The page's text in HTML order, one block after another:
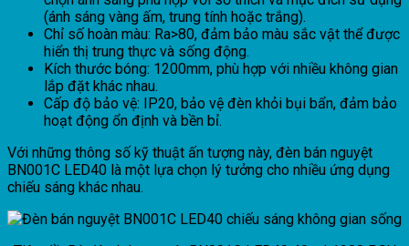
(ánh sáng vàng ấm, trung tính hoặc trắng).
Chỉ số hoàn màu: Ra>80, đảm bảo màu sắc vật thể được
hiển thị trung thực và sống động.
Kích thước bóng: 1200mm, phù hợp với nhiều không gian
lắp đặt khác nhau.
Cấp độ bảo vệ: IP20, bảo vệ đèn khỏi bụi bẩn, đảm bảo
hoạt động ổn định và bền bỉ.
Với những thông số kỹ thuật ấn tượng này, đèn bán nguyệt
BN001C LED40 là một lựa chọn lý tưởng cho nhiều ứng dụng
chiếu sáng khác nhau.